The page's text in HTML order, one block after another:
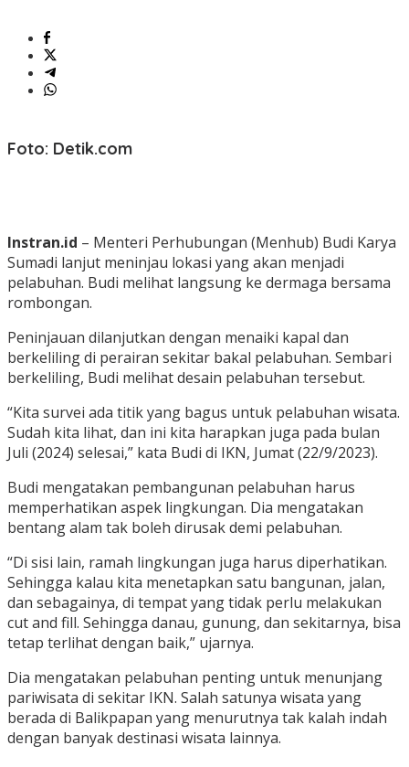
Foto: Detik.com
Instran.id – Menteri Perhubungan (Menhub) Budi Karya
Sumadi lanjut meninjau lokasi yang akan menjadi
pelabuhan. Budi melihat langsung ke dermaga bersama
rombongan.
Peninjauan dilanjutkan dengan menaiki kapal dan
berkeliling di perairan sekitar bakal pelabuhan. Sembari
berkeliling, Budi melihat desain pelabuhan tersebut.
“Kita survei ada titik yang bagus untuk pelabuhan wisata.
Sudah kita lihat, dan ini kita harapkan juga pada bulan
Juli (2024) selesai,” kata Budi di IKN, Jumat (22/9/2023).
Budi mengatakan pembangunan pelabuhan harus
memperhatikan aspek lingkungan. Dia mengatakan
bentang alam tak boleh dirusak demi pelabuhan.
“Di sisi lain, ramah lingkungan juga harus diperhatikan.
Sehingga kalau kita menetapkan satu bangunan, jalan,
dan sebagainya, di tempat yang tidak perlu melakukan
cut and fill. Sehingga danau, gunung, dan sekitarnya, bisa
tetap terlihat dengan baik,” ujarnya.
Dia mengatakan pelabuhan penting untuk menunjang
pariwisata di sekitar IKN. Salah satunya wisata yang
berada di Balikpapan yang menurutnya tak kalah indah
dengan banyak destinasi wisata lainnya.